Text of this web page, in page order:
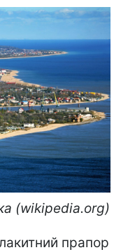
(wikipedia.org)
прапор